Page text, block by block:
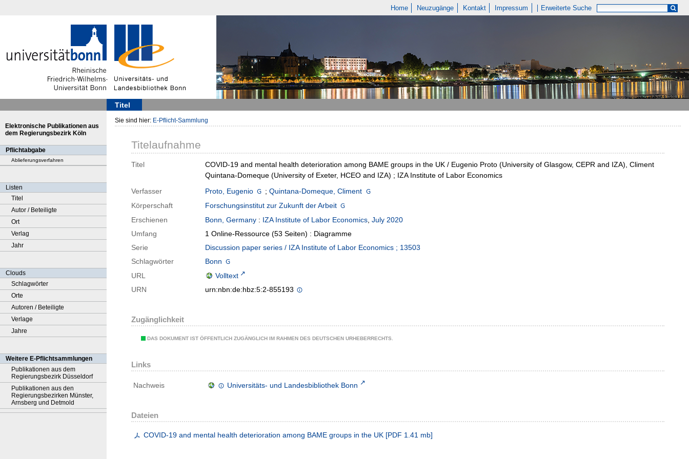
Home Neuzugänge Kontakt Impressum Erweiterte Suche
Titel
Elektronische Publikationen aus
dem Regierungsbezirk Köln
Pflichtabgabe
Ablieferungsverfahren
Listen
Titel
Autor / Beteiligte
Ort
Verlag
Jahr
Clouds
Schlagwörter
Orte
Autoren / Beteiligte
Verlage
Jahre
Weitere E-Pflichtsammlungen
Publikationen aus dem
Regierungsbezirk Düsseldorf
Publikationen aus den
Regierungsbezirken Münster,
Arnsberg und Detmold
Sie sind hier: E-Pflicht-Sammlung
Titelaufnahme
Titel
COVID-19 and mental health deterioration among BAME groups in the UK / Eugenio Proto (University of Glasgow, CEPR and IZA), Climent
Quintana-Domeque (University of Exeter, HCEO and IZA) ; IZA Institute of Labor Economics
Verfasser
Proto, Eugenio ; Quintana-Domeque, Climent
Körperschaft
Forschungsinstitut zur Zukunft der Arbeit
Erschienen
Bonn, Germany : IZA Institute of Labor Economics, July 2020
Umfang
1 Online-Ressource (53 Seiten) : Diagramme
Serie
Discussion paper series / IZA Institute of Labor Economics ; 13503
Schlagwörter
Bonn
URL
Volltext
URN
urn:nbn:de:hbz:5:2-855193
Zugänglichkeit
DAS DOKUMENT IST ÖFFENTLICH ZUGÄNGLICH IM RAHMEN DES DEUTSCHEN URHEBERRECHTS.
Links
Nachweis Universitäts- und Landesbibliothek Bonn
Dateien
COVID-19 and mental health deterioration among BAME groups in the UK [PDF 1.41 mb]